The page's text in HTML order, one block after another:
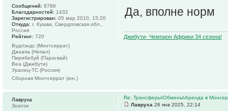
Да, вполне норм
Джибути- Чемпион Африки 34 сезона!
Сообщений: 8786
Благодарностей: 1432
Зарегистрирован: 05 мар 2010, 15:20
Откуда: г. Кушва, Свердловская обл.,
Россия
Рейтинг: 720
Вудлэндс (Монтсеррат)
Джхапа (Непал)
Пирибебуй (Парагвай)
Веа (Джибути)
Уралец-ТС (Россия)
Сборная Монтсеррат (юн.)
Re: Трансферы\Обмены\Аренда в
Лавруха 26 янв 2025, 22:14
Лавруха
Знаток